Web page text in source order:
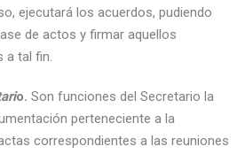
ejecutará los acuerdos, pudiendo
de actos y firmar aquellos
a tal fin.
o. Son funciones del Secretario la
perteneciente a la
correspondientes a las reuniones